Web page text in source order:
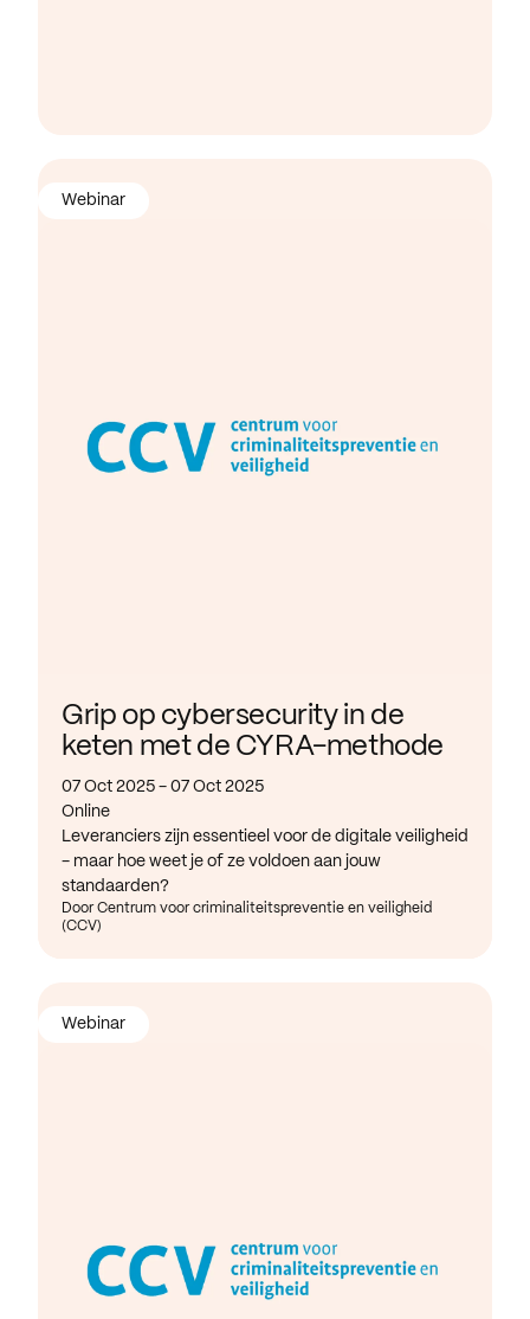
Grip op cybersecurity in de
keten met de CYRA-methode
07 Oct 2025 - 07 Oct 2025
Online
Leveranciers zijn essentieel voor de digitale veiligheid
- maar hoe weet je of ze voldoen aan jouw
standaarden?
Door Centrum voor criminaliteitspreventie en veiligheid
(CCV)
Webinar
Webinar